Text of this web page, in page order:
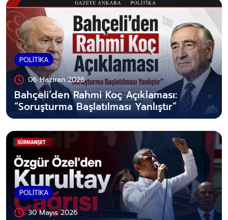
POLİTİKA
06 Haziran 2026
Bahçeli’den Rahmi Koç Açıklaması:
“Soruşturma Başlatılması Yanlıştır”
POLİTİKA
30 Mayıs 2026